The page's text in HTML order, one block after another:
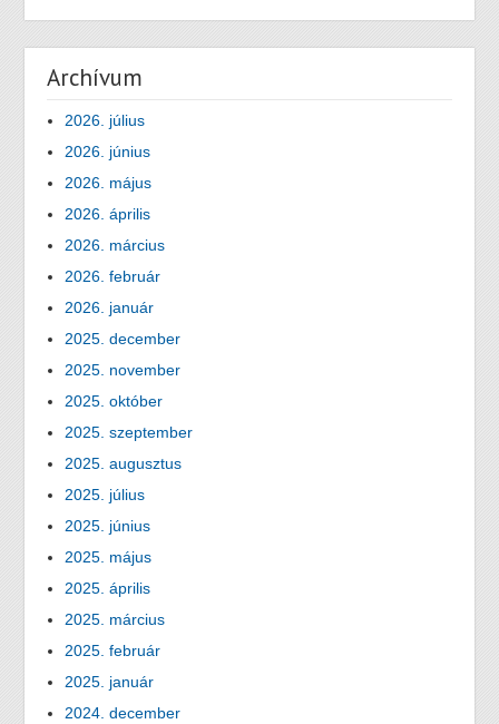
Archívum
2026. július
2026. június
2026. május
2026. április
2026. március
2026. február
2026. január
2025. december
2025. november
2025. október
2025. szeptember
2025. augusztus
2025. július
2025. június
2025. május
2025. április
2025. március
2025. február
2025. január
2024. december